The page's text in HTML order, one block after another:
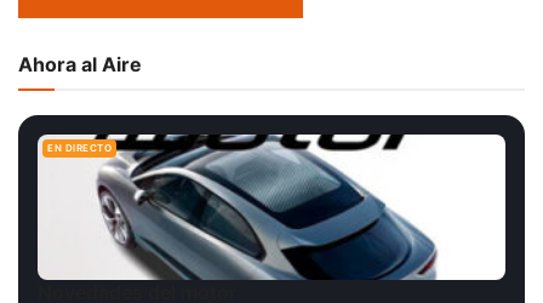
Ahora al Aire
EN DIRECTO